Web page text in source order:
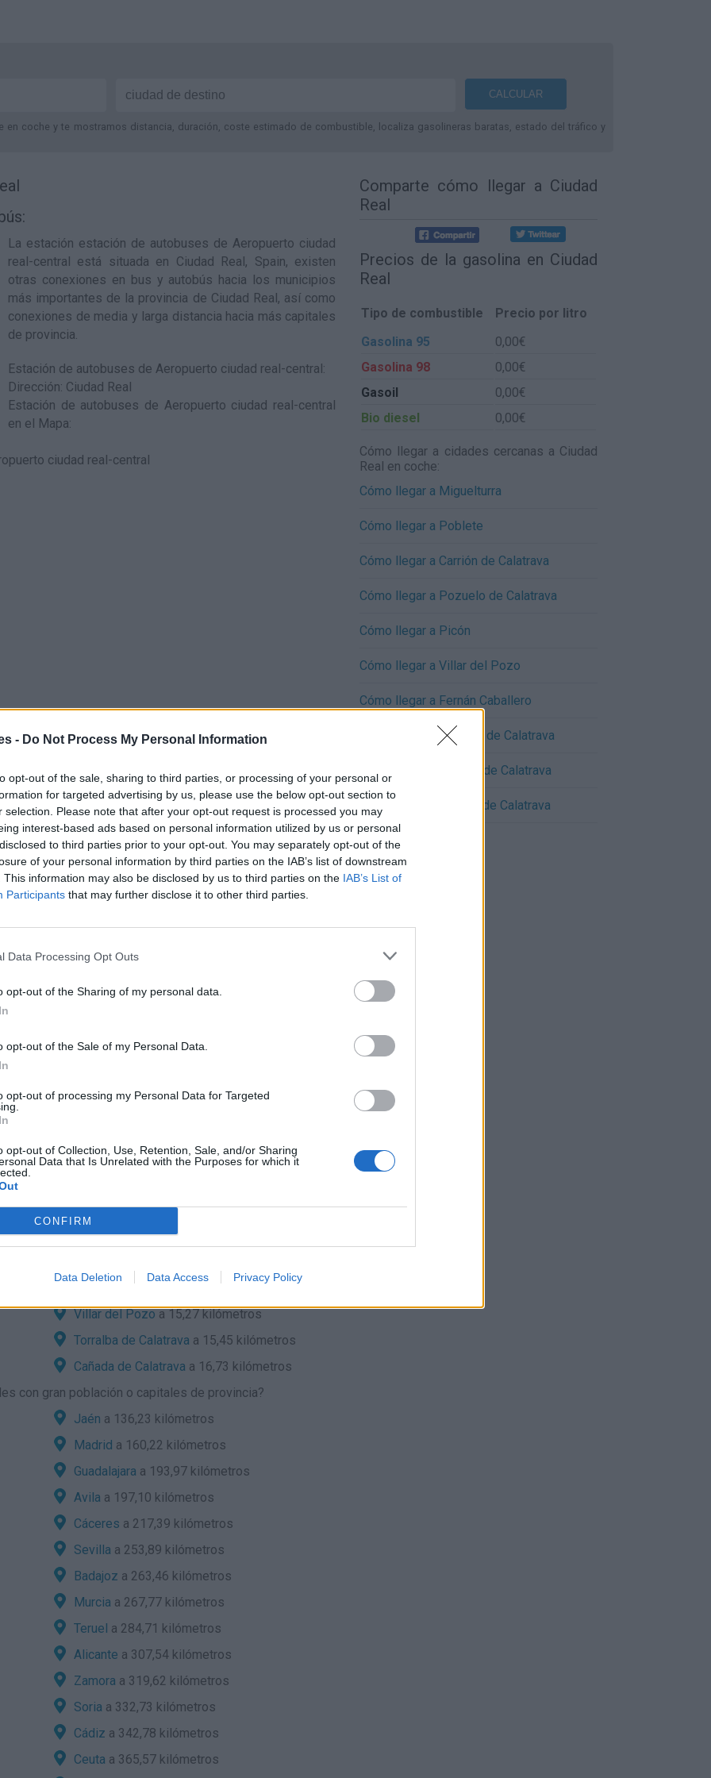
- Do Not Process My Personal Information
opt-out of the sale, sharing to third parties, or processing of your personal or
for targeted advertising by us, please use the below opt-out section to
selection. Please note that after your opt-out request is processed you may
interest-based ads based on personal information utilized by us or personal
to third parties prior to your opt-out. You may separately opt-out of the
of your personal information by third parties on the IAB’s list of downstream
This information may also be disclosed by us to third parties on the IAB’s List of
Participants that may further disclose it to other third parties.
Data Processing Opt Outs
opt-out of the Sharing of my personal data.
opt-out of the Sale of my Personal Data.
opt-out of processing my Personal Data for Targeted
opt-out of Collection, Use, Retention, Sale, and/or Sharing
Data that Is Unrelated with the Purposes for which it
CONFIRM
Data Deletion Data Access Privacy Policy
en coche y te mostramos distancia, duración, coste estimado de combustible, localiza gasolineras baratas, estado del tráfico y
La estación estación de autobuses de Aeropuerto ciudad
real-central está situada en Ciudad Real, Spain, existen
otras conexiones en bus y autobús hacia los municipios
más importantes de la provincia de Ciudad Real, así como
conexiones de media y larga distancia hacia más capitales
de provincia.
Estación de autobuses de Aeropuerto ciudad real-central:
Dirección: Ciudad Real
Estación de autobuses de Aeropuerto ciudad real-central
en el Mapa:
a Ciudad Real:
Ciudad Real
a 23:45
a 23:20
a 23:20.
multiproducto se puede: Compra directa de billetes
- Retirar billetes adquiridos en Internet o Venta
puntos club AVE - Formalización Abonos Tarjeta Plus
902 432 343 Renfe: 902 320 320 Información,
Atención viajeros con discapacidad 902 240 505 Servicio
de móvil con conexión de datos para personas sordas y
mapa:
desde localidades cercanas?
Pozuelo de Calatrava
a 11,35 kilómetros
Villar del Pozoa 15,27 kilómetros
Torralba de Calatrava a 15,45 kilómetros
Cañada de Calatrava a 16,73 kilómetros
con gran población o capitales de provincia?
Jaén a 136,23 kilómetros
Madrid a 160,22 kilómetros
Guadalajara a 193,97 kilómetros
Avila a 197,10 kilómetros
Cáceres a 217,39 kilómetros
Sevilla a 253,89 kilómetros
Badajoz a 263,46 kilómetros
Murcia a 267,77 kilómetros
Teruel a 284,71 kilómetros
Alicante a 307,54 kilómetros
Zamora a 319,62 kilómetros
Soria a 332,73 kilómetros
Cádiz a 342,78 kilómetros
Ceuta a 365,57 kilómetros
Comparte cómo llegar a Ciudad
Real
Precios de la gasolina en Ciudad
Real
Tipo de combustible
Precio por litro
Gasolina 95
0,00€
Gasolina 98
0,00€
Gasoil
0,00€
Bio diesel
0,00€
Cómo llegar a cidades cercanas a Ciudad
Real en coche:
Cómo llegar a Miguelturra
Cómo llegar a Poblete
Cómo llegar a Carrión de Calatrava
Cómo llegar a Pozuelo de Calatrava
Cómo llegar a Picón
Cómo llegar a Villar del Pozo
Cómo llegar a Fernán Caballero
Cómo llegar a Torralba de Calatrava
Cómo llegar a Alcolea de Calatrava
Cómo llegar a Cañada de Calatrava